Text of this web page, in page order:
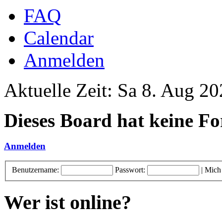
FAQ
Calendar
Anmelden
Aktuelle Zeit: Sa 8. Aug
Dieses Board hat keine
Anmelden
Benutzername: Passwort: | Mich
Wer ist online?